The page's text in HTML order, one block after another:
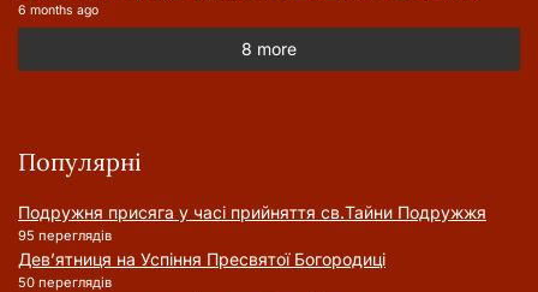
6 months ago
8 more
Популярні
Подружня присягa у часі прийняття cв.Тайни Подружжя
95 переглядів
Дев’ятниця на Успіння Пресвятої Богородиці
50 переглядів